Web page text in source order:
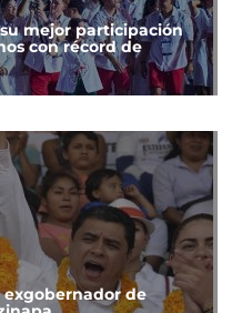
mejor participación
con récord de
de